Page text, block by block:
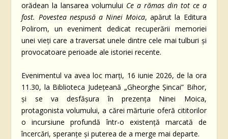
orădean la lansarea volumului Ce a rămas din tot ce a
fost. Povestea nespusă a Ninei Moica, apărut la Editura
Polirom, un eveniment dedicat recuperării memoriei
unei vieți care a traversat unele dintre cele mai tulburi și
provocatoare perioade ale istoriei recente.
Evenimentul va avea loc marți, 16 iunie 2026, de la ora
11.30, la Biblioteca Județeană „Gheorghe Șincai” Bihor,
și se va desfășura în prezența Ninei Moica,
protagonista volumului, a cărei mărturie oferă cititorilor
o incursiune profundă într-o existență marcată de
încercări, speranțe și puterea de a merge mai departe.